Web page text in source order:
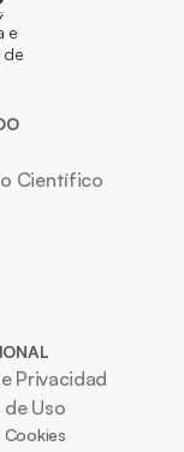
e
de
Científico
Privacidad
Uso